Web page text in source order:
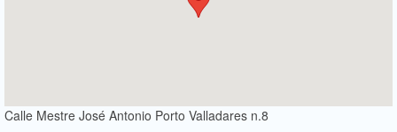
Calle Mestre José Antonio Porto Valladares n.8